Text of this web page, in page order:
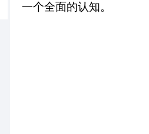
一个全面的认知。